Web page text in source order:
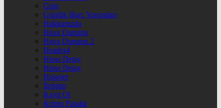
Giriş
Günlük Burç Yorumları
Hakkımızda
Hava Durumu
Hava Durumu 2
Header4
Hisse Detay
Hisse Detay
Hisseler
İletişim
Kayıt Ol
Kripto Paralar